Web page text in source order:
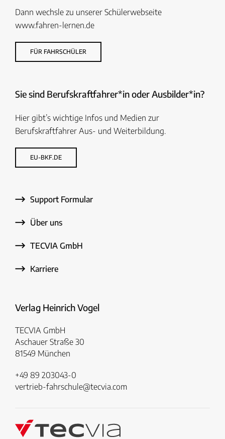
Dann wechsle zu unserer Schülerwebseite
www.fahren-lernen.de
FÜR FAHRSCHÜLER
Sie sind Berufskraftfahrer*in oder Ausbilder*in?
Hier gibt’s wichtige Infos und Medien zur
Berufskraftfahrer Aus- und Weiterbildung.
EU-BKF.DE
Support Formular
Über uns
TECVIA GmbH
Karriere
Verlag Heinrich Vogel
TECVIA GmbH
Aschauer Straße 30
81549 München
+49 89 203043-0
vertrieb-fahrschule@tecvia.com